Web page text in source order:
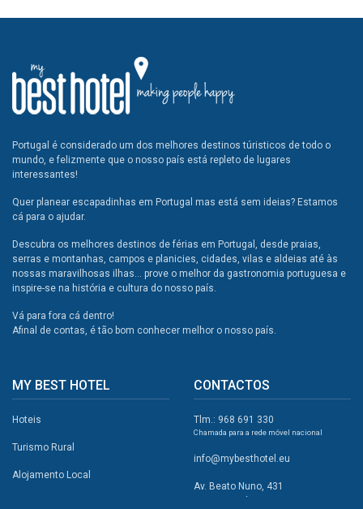
Portugal é considerado um dos melhores destinos túristicos de todo o
mundo, e felizmente que o nosso país está repleto de lugares
interessantes!
Quer planear escapadinhas em Portugal mas está sem ideias? Estamos
cá para o ajudar.
Descubra os melhores destinos de férias em Portugal, desde praias,
serras e montanhas, campos e planicies, cidades, vilas e aldeias até às
nossas maravilhosas ilhas... prove o melhor da gastronomia portuguesa e
inspire-se na história e cultura do nosso país.
Vá para fora cá dentro!
Afinal de contas, é tão bom conhecer melhor o nosso país.
MY BEST HOTEL
Hoteis
Turismo Rural
Alojamento Local
CONTACTOS
Tlm.: 968 691 330
Chamada para a rede móvel nacional
info@mybesthotel.eu
Av. Beato Nuno, 431